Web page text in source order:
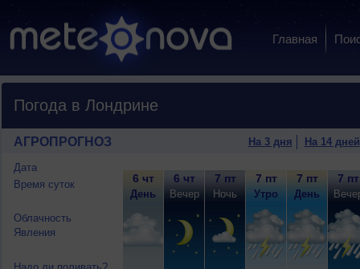
Главная
Погода в Лондрине
АГРОПРОГНОЗ На 3 дня На 14 дней
Дата
Время суток
Облачность
Явления
6 чт
День
6 чт
Вечер
7 пт
Ночь
7 пт
Утро
7 пт
День
7 пт